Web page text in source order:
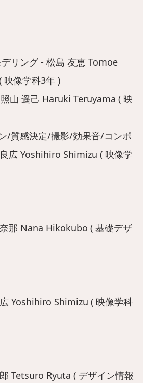
リング - 松島 友恵 Tomoe
像学科3年 )
山 遥己 Haruki Teruyama ( 映
/質感決定/撮影/効果音/コンポ
広 Yoshihiro Shimizu ( 映像学
那 Nana Hikokubo ( 基礎デザ
Yoshihiro Shimizu ( 映像学科
Tetsuro Ryuta ( デザイン情報